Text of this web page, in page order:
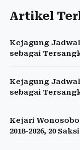
Artikel
Kejagung
sebagai
Kejagung
sebagai
Kejari
2018-2026, 20